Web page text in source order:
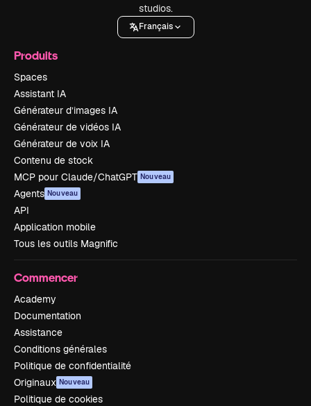
studios.
Français
Produits
Spaces
Assistant IA
Générateur d’images IA
Générateur de vidéos IA
Générateur de voix IA
Contenu de stock
MCP pour Claude/ChatGPT Nouveau
Agents Nouveau
API
Application mobile
Tous les outils Magnific
Commencer
Academy
Documentation
Assistance
Conditions générales
Politique de confidentialité
Originaux Nouveau
Politique de cookies